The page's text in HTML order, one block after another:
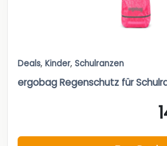
Deals, Kinder, Schulranzen
ergobag Regenschutz für